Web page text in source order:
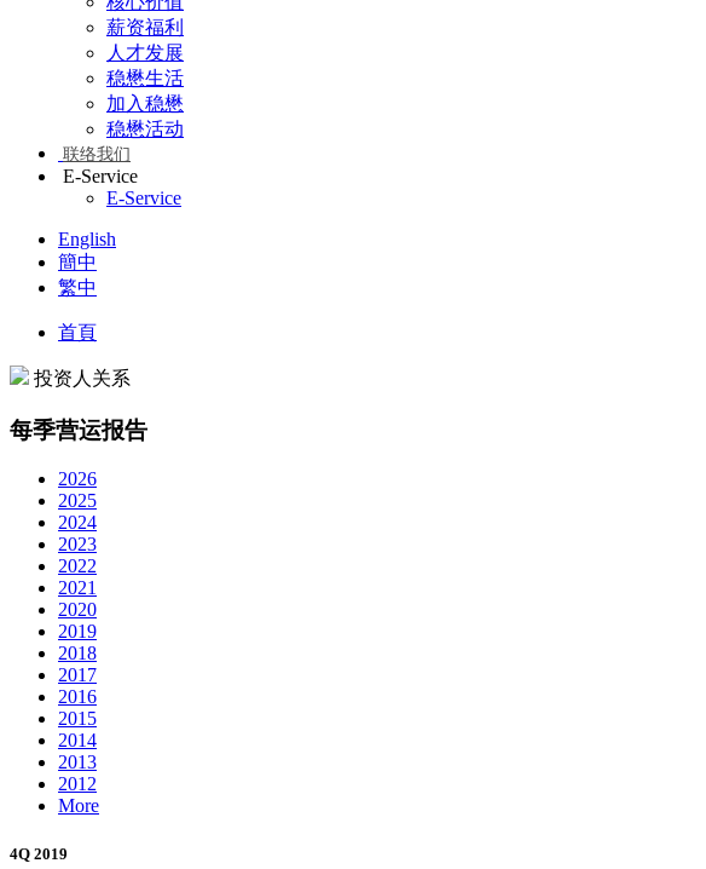
薪资福利
人才发展
稳懋生活
加入稳懋
稳懋活动
联络我们
E-Service
E-Service
English
簡中
繁中
首頁
投资人关系
每季营运报告
2026
2025
2024
2023
2022
2021
2020
2019
2018
2017
2016
2015
2014
2013
2012
More
4Q 2019